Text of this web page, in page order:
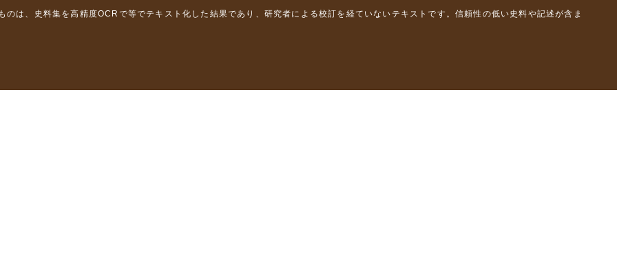
は、史料集を高精度OCRで等でテキスト化した結果であり、研究者による校訂を経ていないテキストです。信頼性の低い史料や記述が含ま